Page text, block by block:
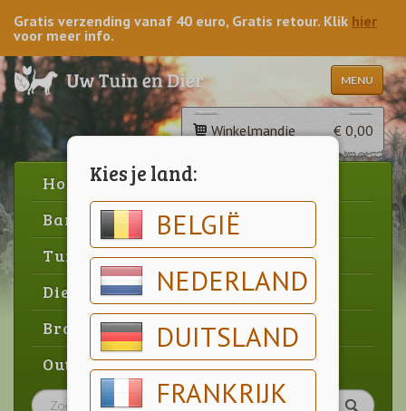
Kies je land:
BELGIË
NEDERLAND
DUITSLAND
FRANKRIJK
Gratis verzending vanaf 40 euro, Gratis retour. Klik hier
voor meer info.
MENU
Winkelmandje € 0,00
Home
Barbecue
Tuin
Dier
Brood & gebak
Outlet